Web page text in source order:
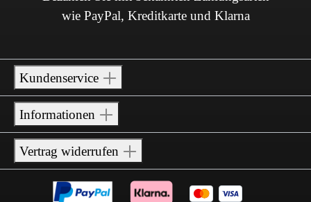
wie PayPal, Kreditkarte und Klarna
Kundenservice
Informationen
Vertrag widerrufen